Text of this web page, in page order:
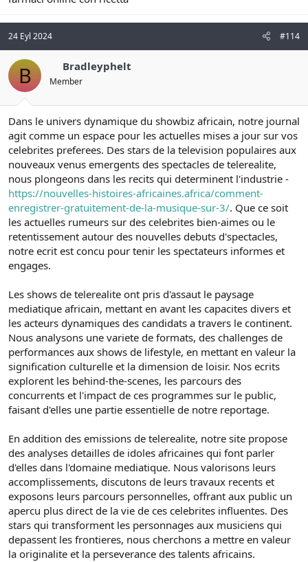
24 Eyl 2024 #114
B Bradleyphelt
Member
Dans le univers dynamique du showbiz africain, notre journal
agit comme un espace pour les actuelles mises a jour sur vos
celebrites preferees. Des stars de la television populaires aux
nouveaux venus emergents des spectacles de telerealite,
nous plongeons dans les recits qui determinent l'industrie -
https://nouvelles-histoires-africaines.africa/comment-
enregistrer-gratuitement-de-la-musique-sur-3/. Que ce soit
les actuelles rumeurs sur des celebrites bien-aimes ou le
retentissement autour des nouvelles debuts d'spectacles,
notre ecrit est concu pour tenir les spectateurs informes et
engages.
Les shows de telerealite ont pris d'assaut le paysage
mediatique africain, mettant en avant les capacites divers et
les acteurs dynamiques des candidats a travers le continent.
Nous analysons une variete de formats, des challenges de
performances aux shows de lifestyle, en mettant en valeur la
signification culturelle et la dimension de loisir. Nos ecrits
explorent les behind-the-scenes, les parcours des
concurrents et l'impact de ces programmes sur le public,
faisant d'elles une partie essentielle de notre reportage.
En addition des emissions de telerealite, notre site propose
des analyses detailles de idoles africaines qui font parler
d'elles dans l'domaine mediatique. Nous valorisons leurs
accomplissements, discutons de leurs travaux recents et
exposons leurs parcours personnelles, offrant aux public un
apercu plus direct de la vie de ces celebrites influentes. Des
stars qui transforment les personnages aux musiciens qui
depassent les frontieres, nous cherchons a mettre en valeur
la originalite et la perseverance des talents africains.